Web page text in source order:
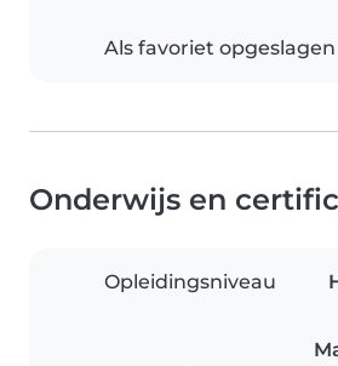
Als favoriet opgeslagen
Onderwijs en
Opleidingsniveau